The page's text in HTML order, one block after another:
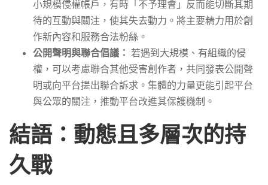
小規模侵權帳戶，有時「不予理會」反而能切斷其期
待的互動與關注，使其失去動力。將主要精力用於創
作新內容和服務合法粉絲。
公開聲明與聯合倡議： 若遇到大規模、有組織的侵
權，可以考慮聯合其他受害創作者，共同發表公開聲
明或向平台提出聯合訴求。集體的力量更能引起平台
與公眾的關注，推動平台改進其保護機制。
結語：動態且多層次的持
久戰